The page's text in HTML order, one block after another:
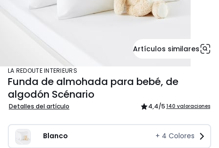
Artículos similares
LA REDOUTE INTERIEURS
Funda de almohada para bebé, de
algodón Scénario
Detalles del artículo 4,4/5 140 valoraciones
Blanco + 4 Colores